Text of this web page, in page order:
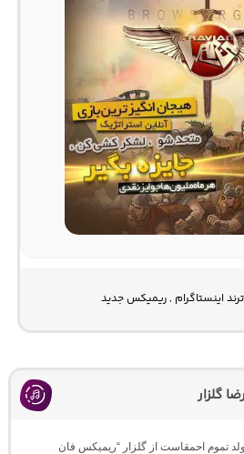
اینستاگرام , ریمیکس جدید
گلزار
تموم احمقاست از گلزار “ریمیکس فان